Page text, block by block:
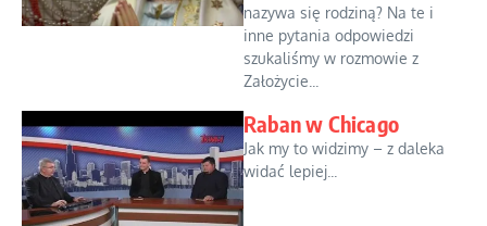
nazywa się rodziną? Na te i
inne pytania odpowiedzi
szukaliśmy w rozmowie z
Założycie...
Raban w Chicago
Jak my to widzimy – z daleka
widać lepiej...